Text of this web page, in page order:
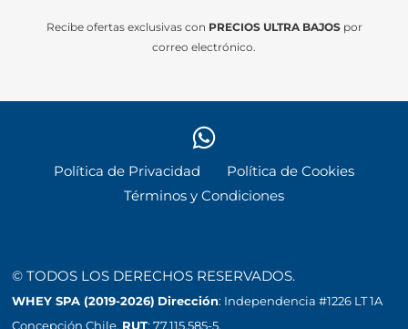
Recibe ofertas exclusivas con PRECIOS ULTRA BAJOSpor
correo electrónico.
Política de Privacidad
Política de Cookies
Términos y Condiciones
© TODOS LOS DERECHOS RESERVADOS.
WHEY SPA (2019-2026) Dirección: Independencia #1226 LT 1A
Concepción Chile. RUT: 77.115.585-5.